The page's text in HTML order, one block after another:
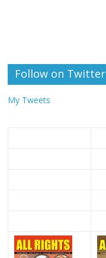
Follow on Twitter
My Tweets